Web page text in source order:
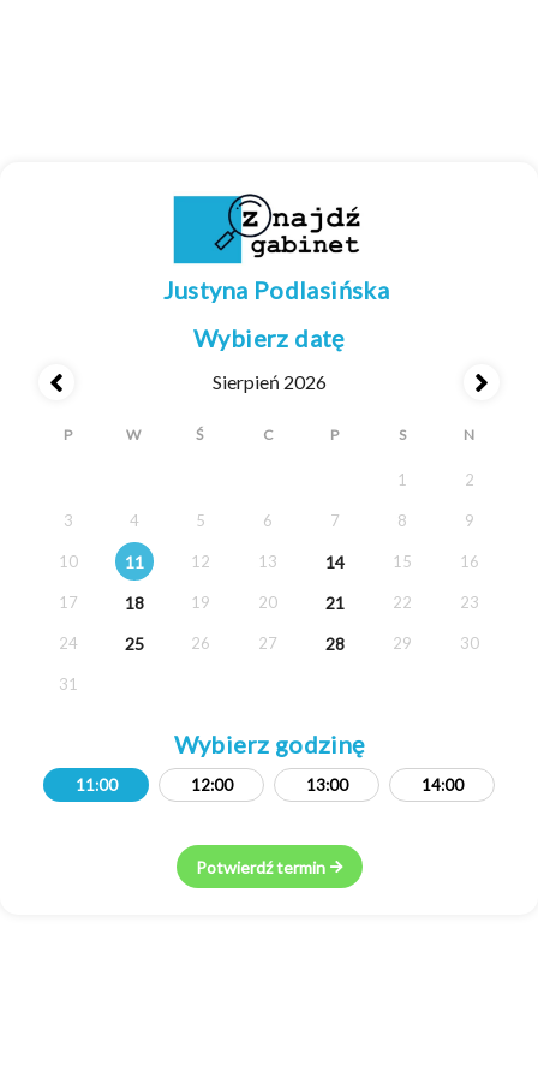
Justyna Podlasińska
Wybierz datę
Sierpień 2026
P W Ś C P S N
1 2
3 4 5 6 7 8 9
10 11 12 13 14 15 16
17 18 19 20 21 22 23
24 25 26 27 28 29 30
31
Wybierz godzinę
11:00 12:00 13:00 14:00
Potwierdź termin